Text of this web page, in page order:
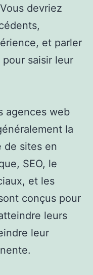
devriez
et parler
pour saisir leur
agences web
la
de sites en
SEO, le
et les
conçus pour
leurs
leur